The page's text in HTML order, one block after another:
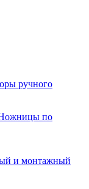
ручного
по
и монтажный